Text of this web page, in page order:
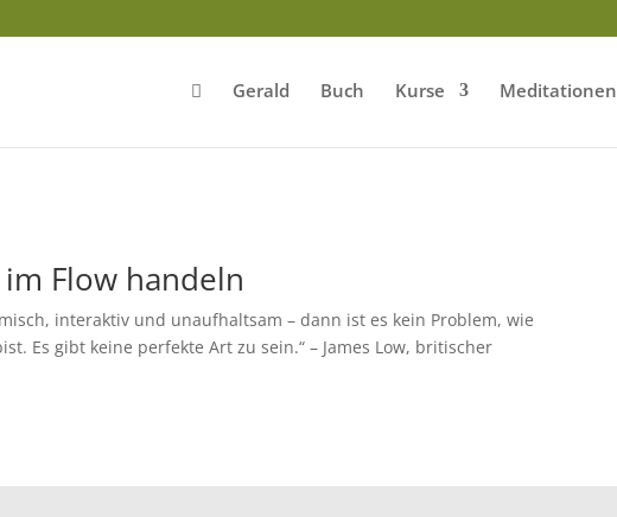
Gerald Buch Kurse Meditationen
Flow handeln
interaktiv und unaufhaltsam – dann ist es kein Problem, wie
Es gibt keine perfekte Art zu sein.“ – James Low, britischer